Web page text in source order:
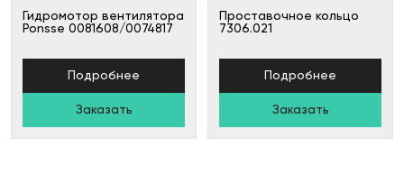
Гидромотор вентилятора
Ponsse 0081608/0074817
Подробнее
Заказать
Проставочное кольцо
7306.021
Подробнее
Заказать